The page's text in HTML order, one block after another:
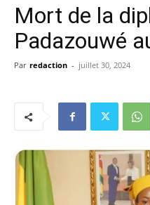
Mort de la
Padazouwé
Par redaction - juillet 30, 2024